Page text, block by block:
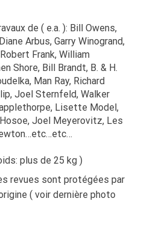
de ( e.a. ): Bill Owens,
Arbus, Garry Winogrand,
Frank, William
Shore, Bill Brandt, B. & H.
Man Ray, Richard
Joel Sternfeld, Walker
Lisette Model,
Joel Meyerovitz, Les
plus de 25 kg )
revues sont protégées par
( voir dernière photo